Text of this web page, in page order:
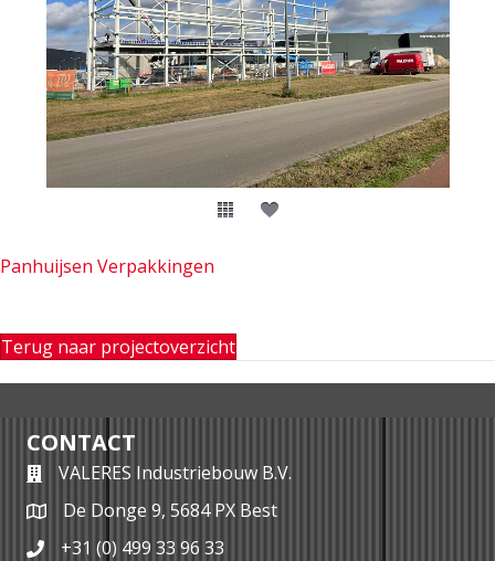
Panhuijsen Verpakkingen
Terug naar projectoverzicht
CONTACT
VALERES Industriebouw B.V.
De Donge 9, 5684 PX Best
+31 (0) 499 33 96 33